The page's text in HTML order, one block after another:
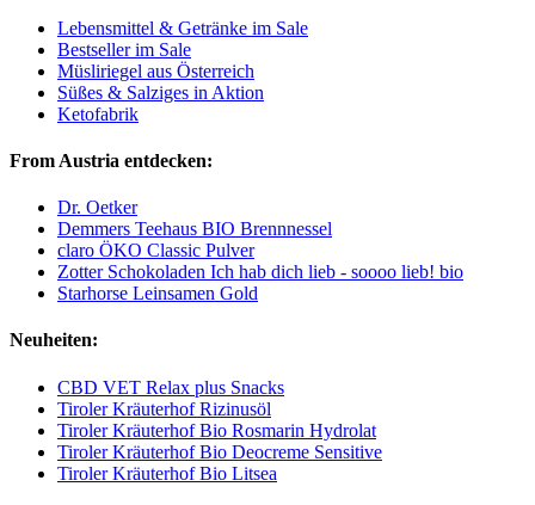
Lebensmittel & Getränke im Sale
Bestseller im Sale
Müsliriegel aus Österreich
Süßes & Salziges in Aktion
Ketofabrik
From Austria entdecken:
Dr. Oetker
Demmers Teehaus BIO Brennnessel
claro ÖKO Classic Pulver
Zotter Schokoladen Ich hab dich lieb - soooo lieb! bio
Starhorse Leinsamen Gold
Neuheiten:
CBD VET Relax plus Snacks
Tiroler Kräuterhof Rizinusöl
Tiroler Kräuterhof Bio Rosmarin Hydrolat
Tiroler Kräuterhof Bio Deocreme Sensitive
Tiroler Kräuterhof Bio Litsea